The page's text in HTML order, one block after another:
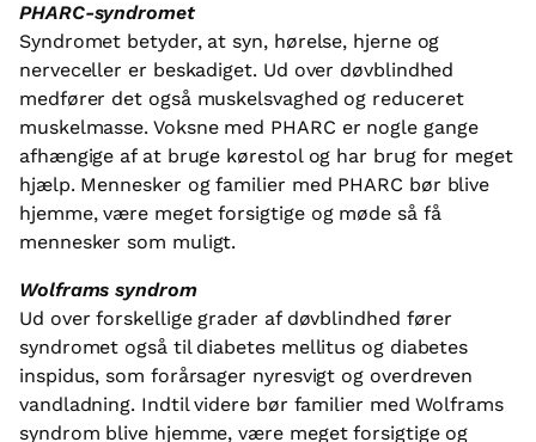
PHARC-syndromet
Syndromet betyder, at syn, hørelse, hjerne og
nerveceller er beskadiget. Ud over døvblindhed
medfører det også muskelsvaghed og reduceret
muskelmasse. Voksne med PHARC er nogle gange
afhængige af at bruge kørestol og har brug for meget
hjælp. Mennesker og familier med PHARC bør blive
hjemme, være meget forsigtige og møde så få
mennesker som muligt.
Wolframs syndrom
Ud over forskellige grader af døvblindhed fører
syndromet også til diabetes mellitus og diabetes
inspidus, som forårsager nyresvigt og overdreven
vandladning. Indtil videre bør familier med Wolframs
syndrom blive hjemme, være meget forsigtige og